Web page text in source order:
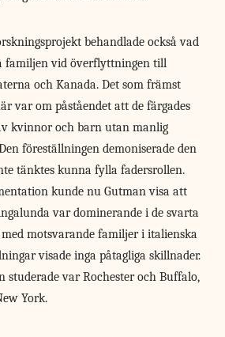
behandlade också vad
familjen vid överflyttningen till
och Kanada. Det som främst
var om påståendet att de färgades
kvinnor och barn utan manlig
föreställningen demoniserade den
tänktes kunna fylla fadersrollen.
kunde nu Gutman visa att
var dominerande i de svarta
motsvarande familjer i italienska
visade inga påtagliga skillnader.
studerade var Rochester och Buffalo,
York.